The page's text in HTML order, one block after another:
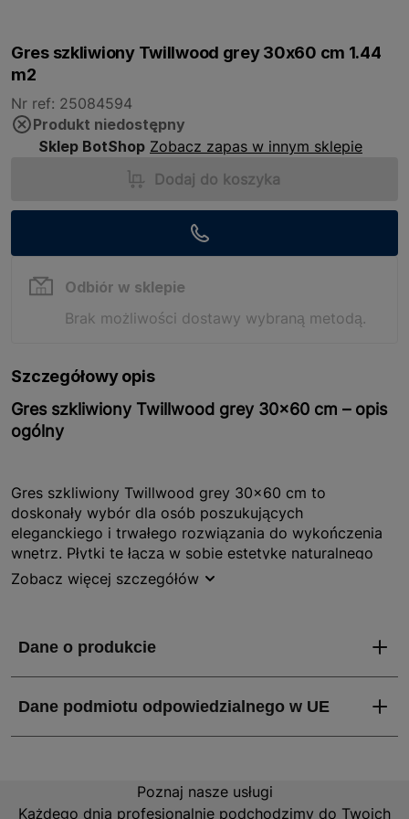
Gres szkliwiony Twillwood grey 30x60 cm 1.44
m2
Nr ref: 25084594
Produkt niedostępny
Sklep BotShop Zobacz zapas w innym sklepie
Dodaj do koszyka
Odbiór w sklepie
Brak możliwości dostawy wybraną metodą.
Szczegółowy opis
Gres szkliwiony Twillwood grey 30x60 cm – opis
ogólny
Gres szkliwiony Twillwood grey 30x60 cm to
doskonały wybór dla osób poszukujących
eleganckiego i trwałego rozwiązania do wykończenia
wnętrz. Płytki te łączą w sobie estetykę naturalnego
drewna z wytrzymałością gresu, co czyni je idealnym
wyborem zarówno do nowoczesnych, jak i klasycznych
pomieszczeń subtelny urok i ponadczasowy styl.
Twillwood grey 30x60 cm?
wieloma zaletami, które czynią go wyjątkowym
Zobacz więcej szczegółów
Poznaj nasze usługi
Każdego dnia profesjonalnie podchodzimy do Twoich